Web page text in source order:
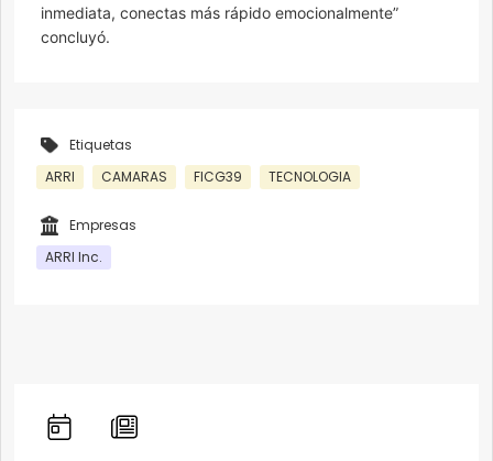
inmediata, conectas más rápido emocionalmente”
concluyó.
Etiquetas
ARRI
CAMARAS FICG39 TECNOLOGIA
Empresas
ARRI Inc.